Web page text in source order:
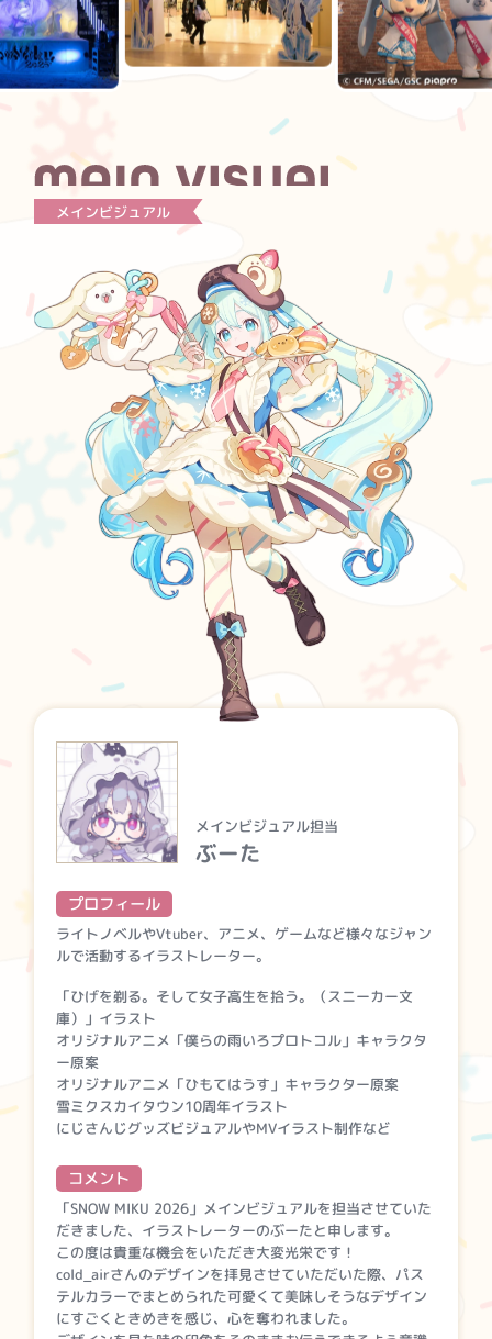
メインビジュアル
メインビジュアル担当
ぶーた
プロフィール
ライトノベルやVtuber、アニメ、ゲームなど様々なジャン
ルで活動するイラストレーター。
「ひげを剃る。そして女子高生を拾う。（スニーカー文
庫）」イラスト
オリジナルアニメ「僕らの雨いろプロトコル」キャラクタ
ー原案
オリジナルアニメ「ひもてはうす」キャラクター原案
雪ミクスカイタウン10周年イラスト
にじさんじグッズビジュアルやMVイラスト制作など
コメント
「SNOW MIKU 2026」メインビジュアルを担当させていた
だきました、イラストレーターのぶーたと申します。
この度は貴重な機会をいただき大変光栄です！
cold_airさんのデザインを拝見させていただいた際、パス
テルカラーでまとめられた可愛くて美味しそうなデザイン
にすごくときめきを感じ、心を奪われました。